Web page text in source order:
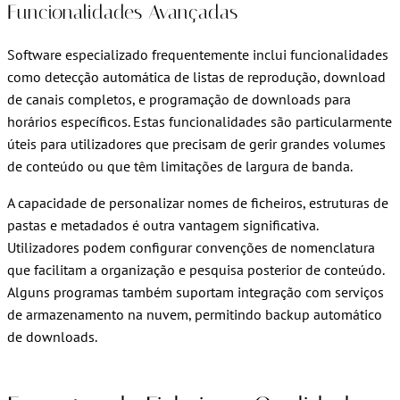
Funcionalidades Avançadas
Software especializado frequentemente inclui funcionalidades
como detecção automática de listas de reprodução, download
de canais completos, e programação de downloads para
horários específicos. Estas funcionalidades são particularmente
úteis para utilizadores que precisam de gerir grandes volumes
de conteúdo ou que têm limitações de largura de banda.
A capacidade de personalizar nomes de ficheiros, estruturas de
pastas e metadados é outra vantagem significativa.
Utilizadores podem configurar convenções de nomenclatura
que facilitam a organização e pesquisa posterior de conteúdo.
Alguns programas também suportam integração com serviços
de armazenamento na nuvem, permitindo backup automático
de downloads.